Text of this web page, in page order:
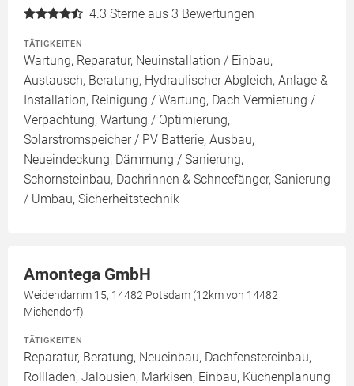
4.3 Sterne aus 3 Bewertungen
TÄTIGKEITEN
Wartung, Reparatur, Neuinstallation / Einbau,
Austausch, Beratung, Hydraulischer Abgleich, Anlage &
Installation, Reinigung / Wartung, Dach Vermietung /
Verpachtung, Wartung / Optimierung,
Solarstromspeicher / PV Batterie, Ausbau,
Neueindeckung, Dämmung / Sanierung,
Schornsteinbau, Dachrinnen & Schneefänger, Sanierung
/ Umbau, Sicherheitstechnik
Amontega GmbH
Weidendamm 15, 14482 Potsdam (12km von 14482
Michendorf)
TÄTIGKEITEN
Reparatur, Beratung, Neueinbau, Dachfenstereinbau,
Rollläden, Jalousien, Markisen, Einbau, Küchenplanung